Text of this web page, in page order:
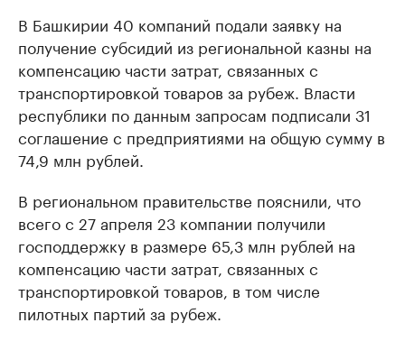
В Башкирии 40 компаний подали заявку на
получение субсидий из региональной казны на
компенсацию части затрат, связанных с
транспортировкой товаров за рубеж. Власти
республики по данным запросам подписали 31
соглашение с предприятиями на общую сумму в
74,9 млн рублей.
В региональном правительстве пояснили, что
всего с 27 апреля 23 компании получили
господдержку в размере 65,3 млн рублей на
компенсацию части затрат, связанных с
транспортировкой товаров, в том числе
пилотных партий за рубеж.